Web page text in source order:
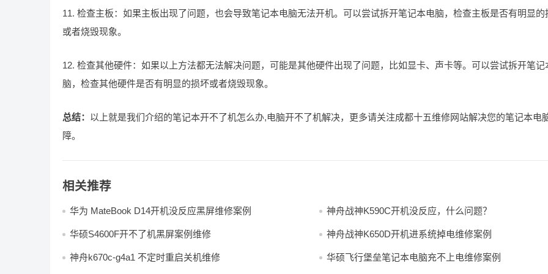
11. 检查主板：如果主板出现了问题，也会导致笔记本电脑无法开机。可以尝试拆开笔记本电脑，检查主板是否有明显的
或者烧毁现象。
12. 检查其他硬件：如果以上方法都无法解决问题，可能是其他硬件出现了问题，比如显卡、声卡等。可以尝试拆开笔记
脑，检查其他硬件是否有明显的损坏或者烧毁现象。
总结： 以上就是我们介绍的笔记本开不了机怎么办,电脑开不了机解决，更多请关注成都十五维修网站解决您的笔记本电
障。
相关推荐
华为 MateBook D14开机没反应黑屏维修案例 神舟战神K590C开机没反应，什么问题？
华硕S4600F开不了机黑屏案例维修 神舟战神K650D开机进系统掉电维修案例
神舟k670c-g4a1 不定时重启关机维修 华硕飞行堡垒笔记本电脑充不上电维修案例